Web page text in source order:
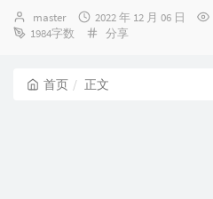
博
主：
master
发
布
2022 年 12 月 06 日
1984字数
分
分享
首页 正文